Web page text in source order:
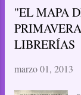
"EL MAPA
LIBRERÍAS
marzo 01, 2013